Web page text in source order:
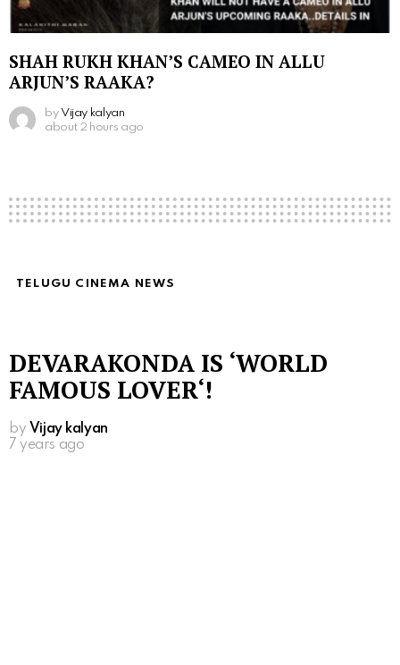
SHAH RUKH KHAN’S CAMEO IN ALLU
ARJUN’S RAAKA?
by Vijay kalyan
about 2 hours ago
TELUGU CINEMA NEWS
DEVARAKONDA IS ‘WORLD
FAMOUS LOVER‘!
by Vijay kalyan
7 years ago